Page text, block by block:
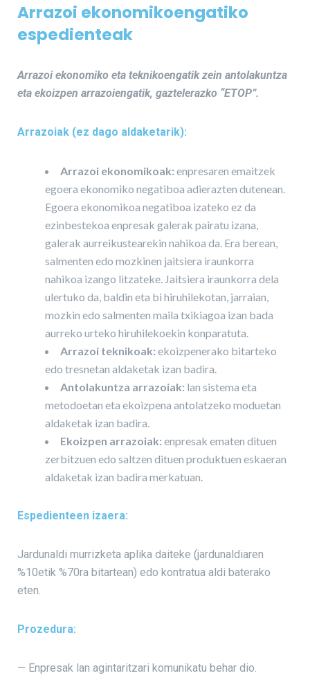
Arrazoi ekonomikoengatiko
espedienteak
Arrazoi ekonomiko eta teknikoengatik zein antolakuntza
eta ekoizpen arrazoiengatik, gaztelerazko “ETOP”.
Arrazoiak (ez dago aldaketarik):
Arrazoi ekonomikoak: enpresaren emaitzek
egoera ekonomiko negatiboa adierazten dutenean.
Egoera ekonomikoa negatiboa izateko ez da
ezinbestekoa enpresak galerak pairatu izana,
galerak aurreikustearekin nahikoa da. Era berean,
salmenten edo mozkinen jaitsiera iraunkorra
nahikoa izango litzateke. Jaitsiera iraunkorra dela
ulertuko da, baldin eta bi hiruhilekotan, jarraian,
mozkin edo salmenten maila txikiagoa izan bada
aurreko urteko hiruhilekoekin konparatuta.
Arrazoi teknikoak: ekoizpenerako bitarteko
edo tresnetan aldaketak izan badira.
Antolakuntza arrazoiak: lan sistema eta
metodoetan eta ekoizpena antolatzeko moduetan
aldaketak izan badira.
Ekoizpen arrazoiak: enpresak ematen dituen
zerbitzuen edo saltzen dituen produktuen eskaeran
aldaketak izan badira merkatuan.
Espedienteen izaera:
Jardunaldi murrizketa aplika daiteke (jardunaldiaren
%10etik %70ra bitartean) edo kontratua aldi baterako
eten.
Prozedura:
— Enpresak lan agintaritzari komunikatu behar dio.